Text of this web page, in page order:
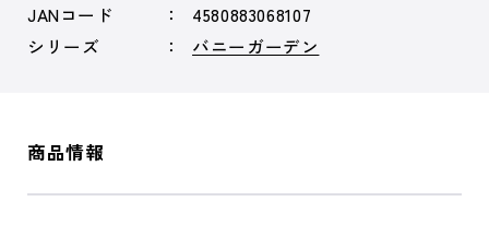
JANコード
4580883068107
シリーズ
バニーガーデン
商品情報